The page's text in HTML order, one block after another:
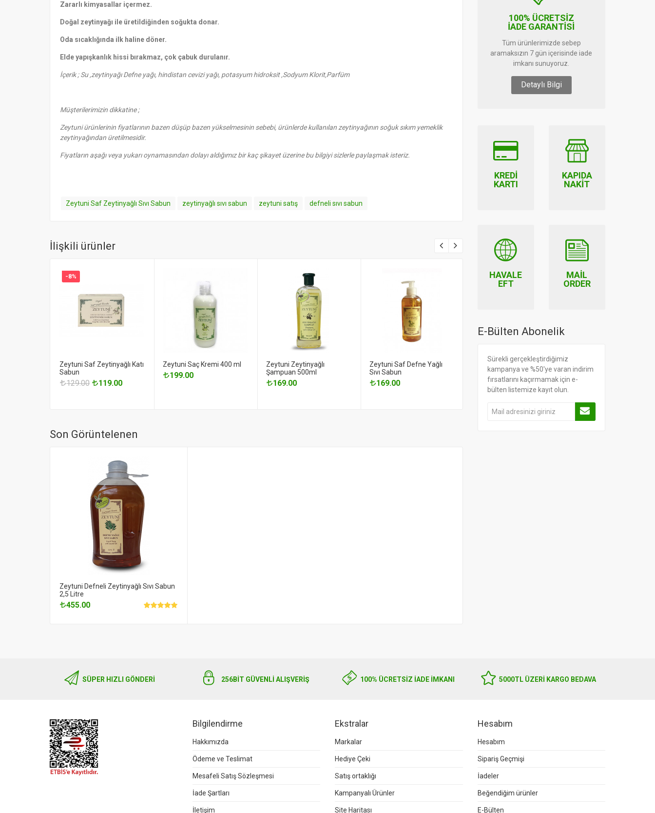
Zararlı kimyasallar içermez.
Doğal zeytinyağı ile üretildiğinden soğukta donar.
Oda sıcaklığında ilk haline döner.
Elde yapışkanlık hissi bırakmaz, çok çabuk durulanır.
İçerik ; Su ,zeytinyağı Defne yağı, hindistan cevizi yağı, potasyum hidroksit ,Sodyum Klorit,Parfüm
Müşterilerimizin dikkatine ;
Zeytuni ürünlerinin fiyatlarının bazen düşüp bazen yükselmesinin sebebi, ürünlerde kullanılan zeytinyağının soğuk sıkım yemeklik
zeytinyağından üretilmesidir.
Fiyatların aşağı veya yukarı oynamasından dolayı aldığımız bir kaç şikayet üzerine bu bilgiyi sizlerle paylaşmak isteriz.
Zeytuni Saf Zeytinyağlı Sıvı Sabun zeytinyağlı sıvı sabun zeytuni satış defneli sıvı sabun
İlişkili ürünler
-8%
Zeytuni Saf Zeytinyağlı Katı
Sabun
129.00 119.00
Zeytuni Saç Kremi 400 ml
199.00
Zeytuni Zeytinyağlı
Şampuan 500ml
169.00
Zeytuni Saf Defne Yağlı
Sıvı Sabun
169.00
Zeytuni Saf Defne Yağlı
Duş Jeli
169.00
Duş Jeli
Son Görüntelenen
Zeytuni Defneli Zeytinyağlı Sıvı Sabun
2,5 Litre
455.00
100% ÜCRETSİZ
İADE GARANTİSİ
Tüm ürünlerimizde sebep
aramaksızın 7 gün içerisinde iade
imkanı sunuyoruz.
Detaylı Bilgi
KREDI
KARTI
KAPIDA
NAKIT
HAVALE
EFT
MAIL
ORDER
E-Bülten Abonelik
Sürekli gerçekleştirdiğimiz
kampanya ve %50'ye varan indirim
fırsatlarını kaçırmamak için e-
bülten listemize kayıt olun.
SÜPER HIZLI GÖNDERI 256BIT GÜVENLİ ALIŞVERİŞ 100% ÜCRETSİZ İADE İMKANI 5000TL ÜZERI KARGO BEDAVA
Bilgilendirme
Hakkımızda
Ödeme ve Teslimat
Mesafeli Satış Sözleşmesi
İade Şartları
İletişim
Ekstralar
Markalar
Hediye Çeki
Satış ortaklığı
Kampanyalı Ürünler
Site Haritası
Hesabım
Hesabım
Sipariş Geçmişi
İadeler
Beğendiğim ürünler
E-Bülten